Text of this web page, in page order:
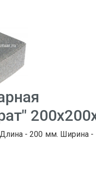
Длина - 200 мм. Ширина